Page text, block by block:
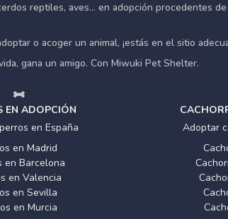
reptiles, aves... en adopción procedentes
o acoger un animal, ¡estás en el sitio
gana un amigo. Con Miwuki Pet Shelter.
EN ADOPCIÓN
en España
en Madrid
en Barcelona
en Valencia
en Sevilla
en Murcia
Adoptar